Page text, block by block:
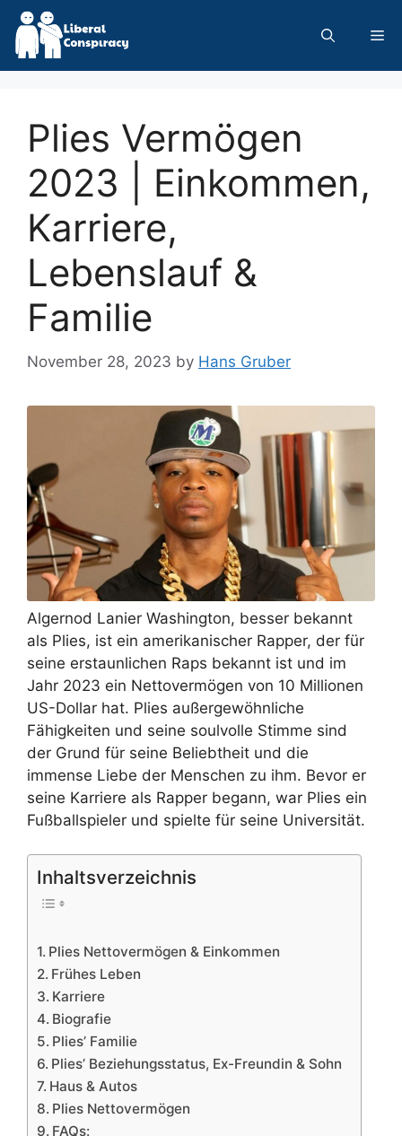
Skip
content
Plies Vermögen
2023 | Einkommen,
Karriere,
Lebenslauf &
Familie
November 28, 2023 by Hans Gruber
Algernod Lanier Washington, besser bekannt
als Plies, ist ein amerikanischer Rapper, der für
seine erstaunlichen Raps bekannt ist und im
Jahr 2023 ein Nettovermögen von 10 Millionen
US-Dollar hat. Plies außergewöhnliche
Fähigkeiten und seine soulvolle Stimme sind
der Grund für seine Beliebtheit und die
immense Liebe der Menschen zu ihm. Bevor er
seine Karriere als Rapper begann, war Plies ein
Fußballspieler und spielte für seine Universität.
Inhaltsverzeichnis
Plies Nettovermögen & Einkommen
Frühes Leben
Karriere
Biografie
Plies’ Familie
Plies’ Beziehungsstatus, Ex-Freundin & Sohn
Haus & Autos
Plies Nettovermögen
FAQs: